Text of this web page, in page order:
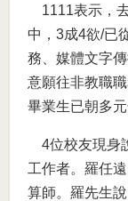
1111表示，
中，3成4欲/已
務、媒體文字
意願往非教職
畢業生已朝多元
4位校友現身
工作者。羅任
算師。羅先生